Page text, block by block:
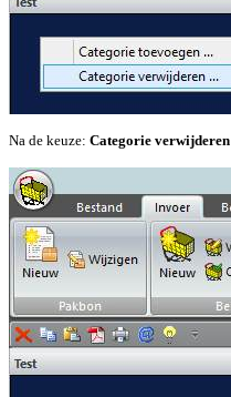
Na de keuze: Categorie verwijderen